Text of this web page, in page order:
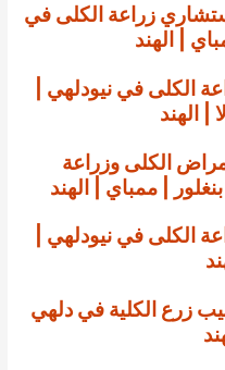
زراعة الكلى في
| الهند
الكلى في نيودلهي |
| الهند
الكلى وزراعة
| ممباي | الهند
الكلى في نيودلهي |
زرع الكلية في دلهي